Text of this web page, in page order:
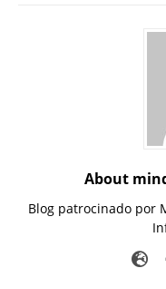
About
Blog patrocinado por